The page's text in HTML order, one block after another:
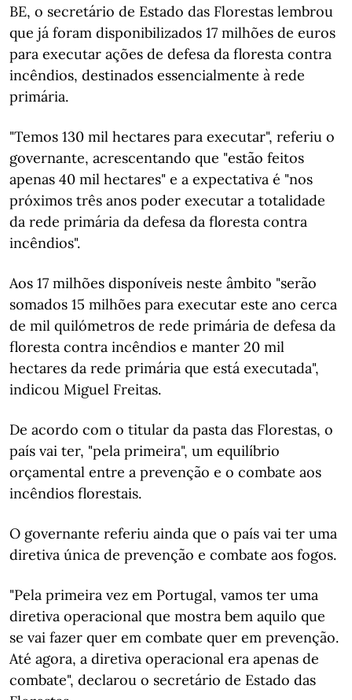
BE, o secretário de Estado das Florestas lembrou
que já foram disponibilizados 17 milhões de euros
para executar ações de defesa da floresta contra
incêndios, destinados essencialmente à rede
primária.
"Temos 130 mil hectares para executar", referiu o
governante, acrescentando que "estão feitos
apenas 40 mil hectares" e a expectativa é "nos
próximos três anos poder executar a totalidade
da rede primária da defesa da floresta contra
incêndios".
Aos 17 milhões disponíveis neste âmbito "serão
somados 15 milhões para executar este ano cerca
de mil quilómetros de rede primária de defesa da
floresta contra incêndios e manter 20 mil
hectares da rede primária que está executada",
indicou Miguel Freitas.
De acordo com o titular da pasta das Florestas, o
país vai ter, "pela primeira", um equilíbrio
orçamental entre a prevenção e o combate aos
incêndios florestais.
O governante referiu ainda que o país vai ter uma
diretiva única de prevenção e combate aos fogos.
"Pela primeira vez em Portugal, vamos ter uma
diretiva operacional que mostra bem aquilo que
se vai fazer quer em combate quer em prevenção.
Até agora, a diretiva operacional era apenas de
combate", declarou o secretário de Estado das